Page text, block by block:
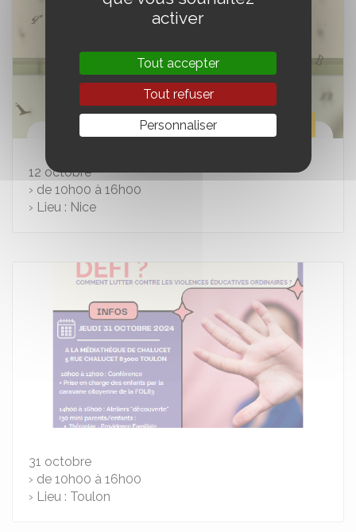
12 octobre
› de 10h00 à 16h00
› Lieu : Nice
31 octobre
› de 10h00 à 16h00
› Lieu : Toulon
activer
Tout accepter
Tout refuser
Personnaliser